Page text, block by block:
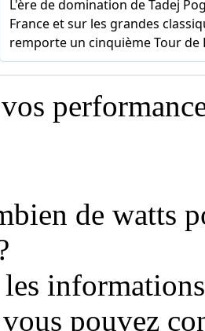
de watts
pouvez